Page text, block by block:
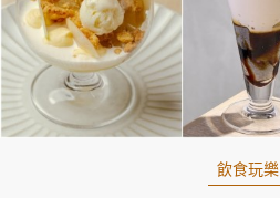
飲食玩樂